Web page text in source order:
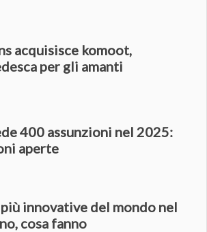
acquisisce komoot,
per gli amanti
400 assunzioni nel 2025:
aperte
innovative del mondo nel
cosa fanno